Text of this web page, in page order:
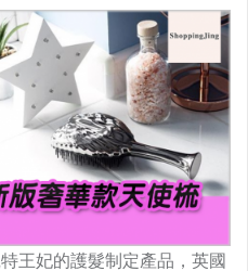
特王妃的護髮制定產品
英國